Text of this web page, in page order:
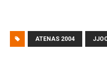
ATENAS 2004